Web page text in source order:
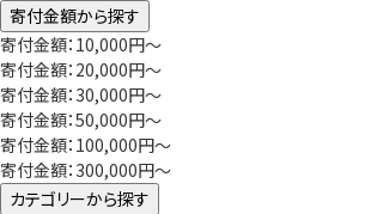
寄付金額から探す
寄付金額：10,000円～
寄付金額：20,000円～
寄付金額：30,000円～
寄付金額：50,000円～
寄付金額：100,000円～
寄付金額：300,000円～
カテゴリーから探す